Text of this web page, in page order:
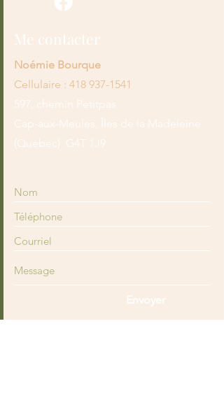
sécurité.
rassurer vos clients et gagner leur
Me contacter
Noémie Bourque
Cellulaire : 418 937-1541
597, chemin Petitpas
Cap-aux-Meules, Îles de la Madeleine
(Québec) G4T 1J9
Envoyer